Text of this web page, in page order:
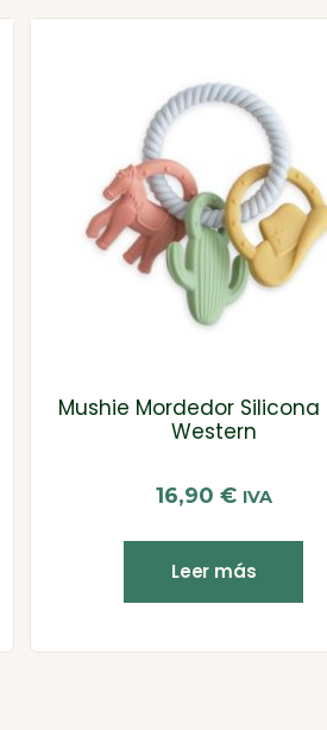
Mushie Mordedor Silicona
Western
16,90 € IVA
Leer más